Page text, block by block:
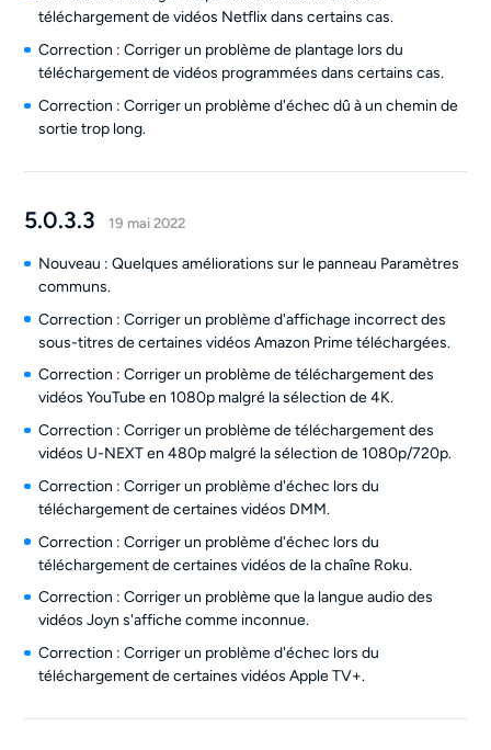
téléchargement de vidéos Netflix dans certains cas.
Correction : Corriger un problème de plantage lors du
téléchargement de vidéos programmées dans certains cas.
Correction : Corriger un problème d'échec dû à un chemin de
sortie trop long.
5.0.3.3 19 mai 2022
Nouveau : Quelques améliorations sur le panneau Paramètres
communs.
Correction : Corriger un problème d'affichage incorrect des
sous-titres de certaines vidéos Amazon Prime téléchargées.
Correction : Corriger un problème de téléchargement des
vidéos YouTube en 1080p malgré la sélection de 4K.
Correction : Corriger un problème de téléchargement des
vidéos U-NEXT en 480p malgré la sélection de 1080p/720p.
Correction : Corriger un problème d'échec lors du
téléchargement de certaines vidéos DMM.
Correction : Corriger un problème d'échec lors du
téléchargement de certaines vidéos de la chaîne Roku.
Correction : Corriger un problème que la langue audio des
vidéos Joyn s'affiche comme inconnue.
Correction : Corriger un problème d'échec lors du
téléchargement de certaines vidéos Apple TV+.